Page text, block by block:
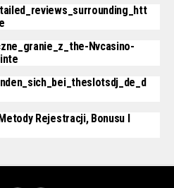
Nvcasino-
Rejestracji, Bonusu I